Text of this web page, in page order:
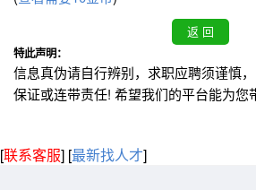
特此声明：
信息真伪请自行辨别，求职应聘须谨慎
保证或连带责任! 希望我们的平台能为您
[联系客服] [最新找人才]